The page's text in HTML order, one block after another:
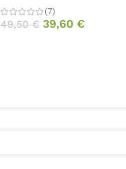
(7)
49,50€ 39,60 €